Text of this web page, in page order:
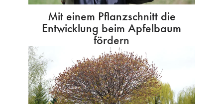
Mit einem Pflanzschnitt die
Entwicklung beim Apfelbaum
fördern